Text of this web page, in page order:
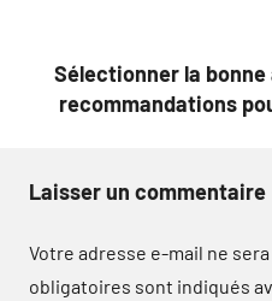
Sélectionner la
recommandations
Laisser un commentaire
Votre adresse e-mail ne sera
obligatoires sont indiqués